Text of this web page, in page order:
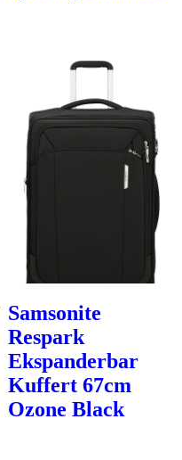
Samsonite
Respark
Ekspanderbar
Kuffert 67cm
Ozone Black